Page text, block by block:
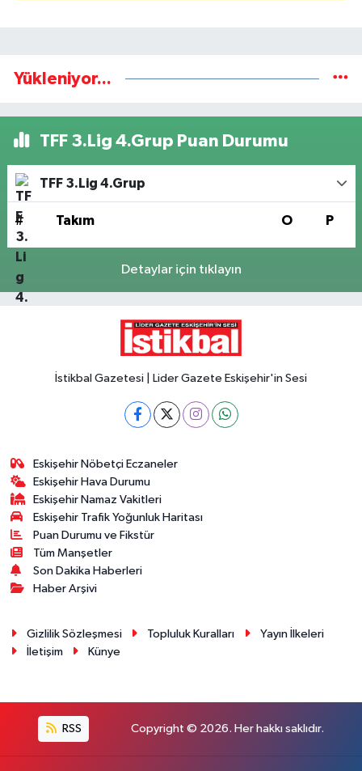
Yükleniyor...
TFF 3.Lig 4.Grup Puan Durumu
TFF 3.Lig 4.Grup
# Takım O P
Detaylar için tıklayın
İstikbal Gazetesi | Lider Gazete Eskişehir'in Sesi
Eskişehir Nöbetçi Eczaneler
Eskişehir Hava Durumu
Eskişehir Namaz Vakitleri
Eskişehir Trafik Yoğunluk Haritası
Puan Durumu ve Fikstür
Tüm Manşetler
Son Dakika Haberleri
Haber Arşivi
Gizlilik Sözleşmesi Topluluk Kuralları
Yayın İlkeleri
İletişim
Künye
RSS Copyright © 2026. Her hakkı saklıdır.